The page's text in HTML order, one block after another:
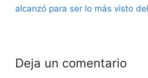
alcanzó para ser lo más visto
Deja un comentario